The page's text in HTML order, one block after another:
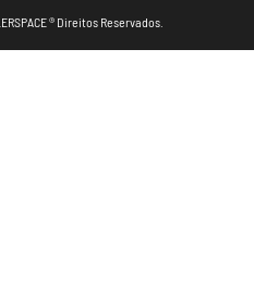
® Direitos Reservados.